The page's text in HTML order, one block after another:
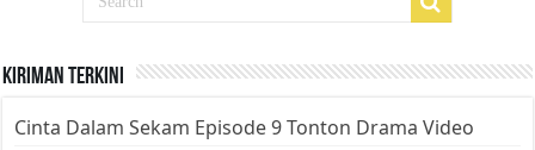
Kiriman Terkini
Cinta Dalam Sekam Episode 9 Tonton Drama Video